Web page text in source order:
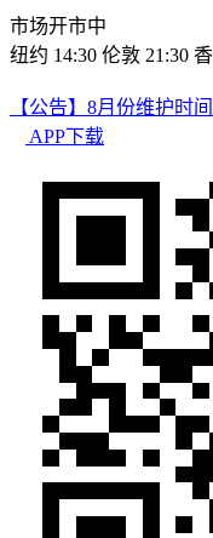
市场开市中
纽约 14:30 伦敦 21:30
【公告】8月份维护时
APP下载